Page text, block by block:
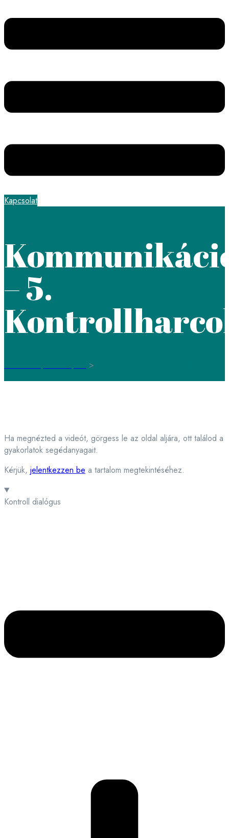
Kapcsolat
– 5.
>
Ha megnézted a videót, görgess le az oldal aljára, ott találod a
gyakorlatok segédanyagait.
Kérjük, jelentkezzen be a tartalom megtekintéséhez.
Kontroll dialógus